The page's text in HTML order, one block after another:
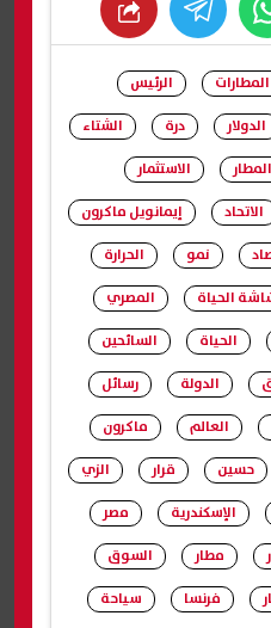
whats
المطارات
الرئيس
الدولار درة
الشتاء
المطار
الاستثمار
الاتحاد
إيمانويل ماكرون
نمو
الحرارة
الحياة
المصري
الحياة
السائحين
الدولة
رسائل
العالم
ماكرون
حسين قرار
الزي
الإسكندرية
مصر
مطار
السوق
فرنسا
سياحة